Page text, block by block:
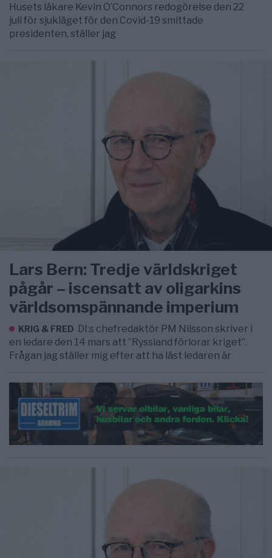
Husets läkare Kevin O’Connors redogörelse den 22
juli för sjukläget för den Covid-19 smittade
presidenten, ställer jag
Lars Bern: Tredje världskriget
pågår – iscensatt av oligarkins
världsomspännande imperium
KRIG & FRED DI:s chefredaktör PM Nilsson skriver i
en ledare den 14 mars att ”Ryssland förlorar kriget”.
Frågan jag ställer mig efter att ha läst ledaren är